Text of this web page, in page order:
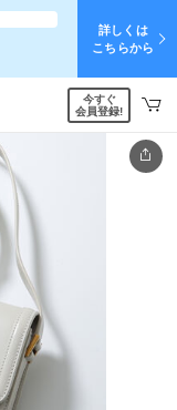
詳しくは
こちらから
今すぐ
会員登録!